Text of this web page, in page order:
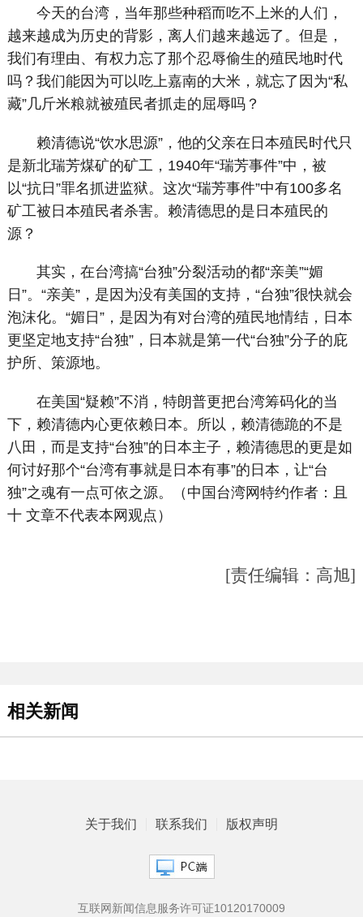
今天的台湾，当年那些种稻而吃不上米的人们，
越来越成为历史的背影，离人们越来越远了。但是，
我们有理由、有权力忘了那个忍辱偷生的殖民地时代
吗？我们能因为可以吃上嘉南的大米，就忘了因为“私
藏”几斤米粮就被殖民者抓走的屈辱吗？
赖清德说“饮水思源”，他的父亲在日本殖民时代只
是新北瑞芳煤矿的矿工，1940年“瑞芳事件”中，被
以“抗日”罪名抓进监狱。这次“瑞芳事件”中有100多名
矿工被日本殖民者杀害。赖清德思的是日本殖民的
源？
其实，在台湾搞“台独”分裂活动的都“亲美”“媚
日”。“亲美”，是因为没有美国的支持，“台独”很快就会
泡沫化。“媚日”，是因为有对台湾的殖民地情结，日本
更坚定地支持“台独”，日本就是第一代“台独”分子的庇
护所、策源地。
在美国“疑赖”不消，特朗普更把台湾筹码化的当
下，赖清德内心更依赖日本。所以，赖清德跪的不是
八田，而是支持“台独”的日本主子，赖清德思的更是如
何讨好那个“台湾有事就是日本有事”的日本，让“台
独”之魂有一点可依之源。（中国台湾网特约作者：且
十 文章不代表本网观点）
[责任编辑：高旭]
相关新闻
关于我们 联系我们 版权声明
互联网新闻信息服务许可证10120170009